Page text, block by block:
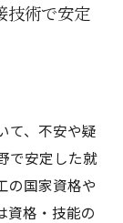
技術で安定
て、不安や疑
で安定した就
の国家資格や
資格・技能の